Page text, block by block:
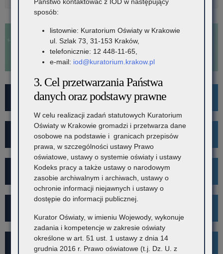
For Foreigners
Wykaz szkół i placówek
Rekrutacja
Projekt Kibicuj z Klasą
sposób:
listownie: Kuratorium Oświaty w Krakowie
ul. Szlak 73, 31-153 Kraków,
telefonicznie: 12 448-11-65,
e-mail: iod@kuratorium.krakow.pl
3. Cel przetwarzania Państwa
danych oraz podstawy prawne
W celu realizacji zadań statutowych Kuratorium
Oświaty w Krakowie gromadzi i przetwarza dane
osobowe na podstawie i granicach przepisów
prawa, w szczególności ustawy Prawo
oświatowe, ustawy o systemie oświaty i ustawy
Kodeks pracy a także ustawy o narodowym
zasobie archiwalnym i archiwach, ustawy o
ochronie informacji niejawnych i ustawy o
dostępie do informacji publicznej.
Kurator Oświaty, w imieniu Wojewody, wykonuje
zadania i kompetencje w zakresie oświaty
określone w art. 51 ust. 1 ustawy z dnia 14
grudnia 2016 r. Prawo oświatowe (t.j. Dz. U. z